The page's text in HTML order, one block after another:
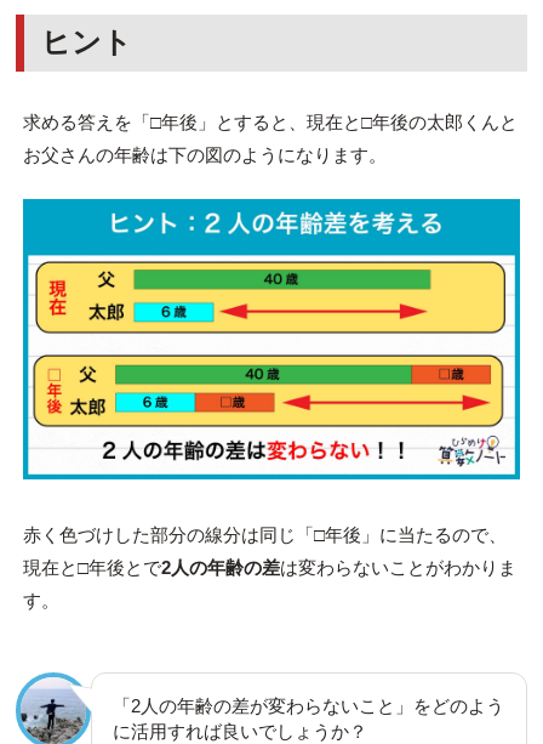
ヒント
求める答えを「□年後」とすると、現在と□年後の太郎くんと
お父さんの年齢は下の図のようになります。
赤く色づけした部分の線分は同じ「□年後」に当たるので、
現在と□年後とで2人の年齢の差は変わらないことがわかりま
す。
「2人の年齢の差が変わらないこと」をどのよう
に活用すれば良いでしょうか？